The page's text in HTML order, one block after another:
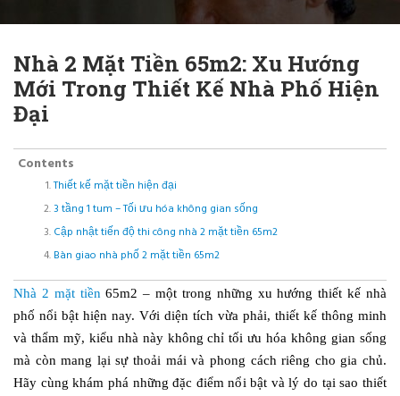
Nhà 2 Mặt Tiền 65m2: Xu Hướng
Mới Trong Thiết Kế Nhà Phố Hiện
Đại
Contents
Thiết kế mặt tiền hiện đại
3 tầng 1 tum – Tối ưu hóa không gian sống
Cập nhật tiến độ thi công nhà 2 mặt tiền 65m2
Bàn giao nhà phố 2 mặt tiền 65m2
Nhà 2 mặt tiền 65m2 – một trong những xu hướng thiết kế nhà
phố nổi bật hiện nay. Với diện tích vừa phải, thiết kế thông minh
và thẩm mỹ, kiểu nhà này không chỉ tối ưu hóa không gian sống
mà còn mang lại sự thoải mái và phong cách riêng cho gia chủ.
Hãy cùng khám phá những đặc điểm nổi bật và lý do tại sao thiết